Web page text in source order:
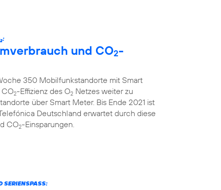
2:
und CO2-
350 Mobilfunkstandorte mit Smart
CO2-Effizienz des O2 Netzes weiter zu
über Smart Meter. Bis Ende 2021 ist
Deutschland erwartet durch diese
CO2-Einsparungen.
SERIENSPASS: